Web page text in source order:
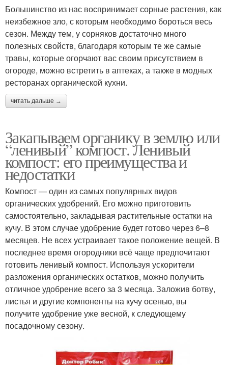
Большинство из нас воспринимает сорные растения, как
неизбежное зло, с которым необходимо бороться весь
сезон. Между тем, у сорняков достаточно много
полезных свойств, благодаря которым те же самые
травы, которые огорчают вас своим присутствием в
огороде, можно встретить в аптеках, а также в модных
ресторанах органической кухни.
читать дальше →
Закапываем органику в землю или
“ленивый” компост. Ленивый
компост: его преимущества и
недостатки
Компост — один из самых популярных видов
органических удобрений. Его можно приготовить
самостоятельно, закладывая растительные остатки на
кучу. В этом случае удобрение будет готово через 6–8
месяцев. Не всех устраивает такое положение вещей. В
последнее время огородники всё чаще предпочитают
готовить ленивый компост. Используя ускорители
разложения органических остатков, можно получить
отличное удобрение всего за 3 месяца. Заложив ботву,
листья и другие компоненты на кучу осенью, вы
получите удобрение уже весной, к следующему
посадочному сезону.